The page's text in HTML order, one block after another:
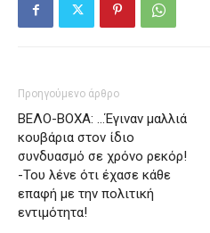
Προηγούμενο άρθρο
ΒΕΛΟ-ΒΟΧΑ: …Έγιναν μαλλιά
κουβάρια στον ίδιο
συνδυασμό σε χρόνο ρεκόρ!
-Του λένε ότι έχασε κάθε
επαφή με την πολιτική
εντιμότητα!